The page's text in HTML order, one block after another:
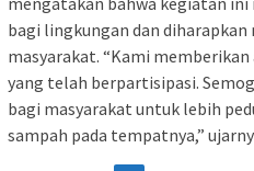
bagi lingkungan dan
masyarakat. “Kami
yang telah berpartisipasi.
bagi masyarakat untuk lebih
sampah pada tempatnya,”